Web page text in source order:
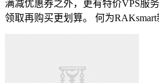
满减优惠券之外，更有特价VPS服
领取再购买更划算。 何为